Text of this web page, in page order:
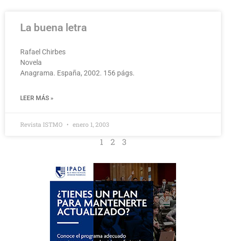
La buena letra
Rafael Chirbes
Novela
Anagrama. España, 2002. 156 págs.
LEER MÁS »
Revista ISTMO enero 1, 2003
1 2 3